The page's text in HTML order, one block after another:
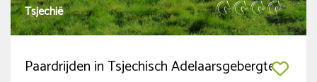
Tsjechië
Paardrijden in Tsjechisch Adelaarsgebergte